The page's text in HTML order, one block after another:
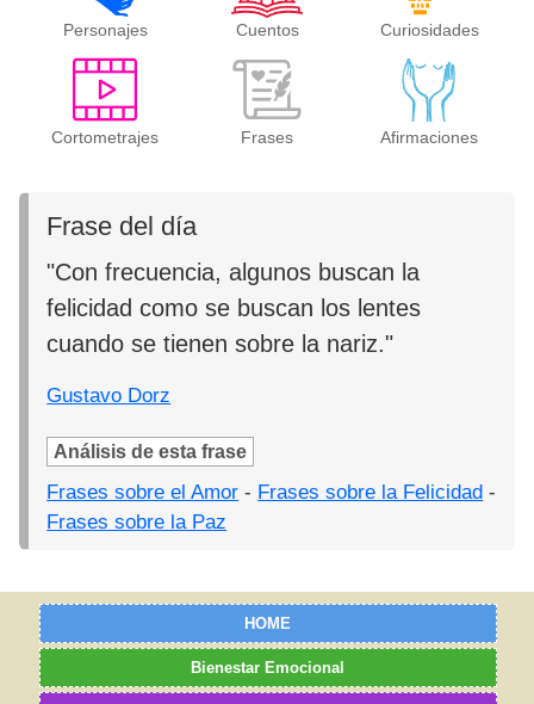
Personajes Cuentos Curiosidades
Cortometrajes Frases Afirmaciones
Frase del día
"Con frecuencia, algunos buscan la
felicidad como se buscan los lentes
cuando se tienen sobre la nariz."
Gustavo Dorz
Análisis de esta frase
Frases sobre el Amor - Frases sobre la Felicidad -
Frases sobre la Paz
HOME
Bienestar Emocional